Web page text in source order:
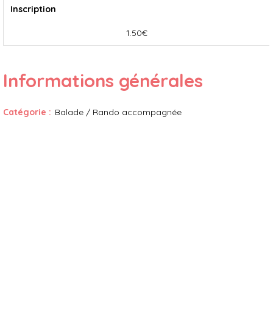
Inscription
1.50€
Informations générales
Catégorie : Balade / Rando accompagnée